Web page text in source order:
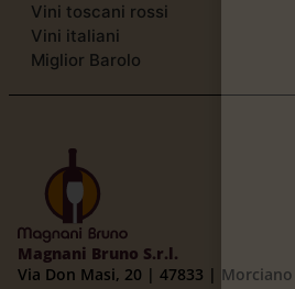
Vini toscani rossi
Vini italiani
Miglior Barolo
Magnani Bruno S.r.l.
Via Don Masi, 20 | 47833 |